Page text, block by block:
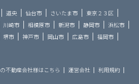
道央 仙台市 さいたま市
東京２３区
川崎市 相模原市 新潟市 静岡市
浜松市
堺市 神戸市 岡山市 広島市
福岡市
不動産会社様はこちら 運営会社
利用規約